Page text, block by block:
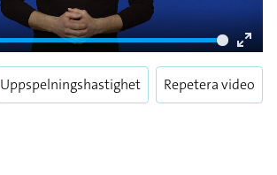
Enter
Uppspelningshastighet Repetera video